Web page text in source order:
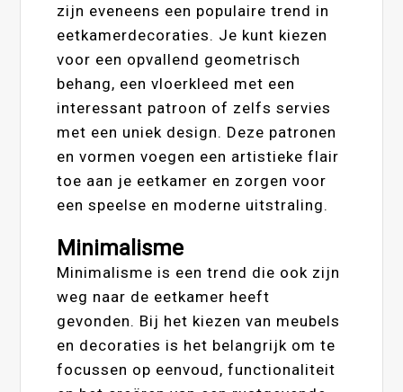
zijn eveneens een populaire trend in
eetkamerdecoraties. Je kunt kiezen
voor een opvallend geometrisch
behang, een vloerkleed met een
interessant patroon of zelfs servies
met een uniek design. Deze patronen
en vormen voegen een artistieke flair
toe aan je eetkamer en zorgen voor
een speelse en moderne uitstraling.
Minimalisme
Minimalisme is een trend die ook zijn
weg naar de eetkamer heeft
gevonden. Bij het kiezen van meubels
en decoraties is het belangrijk om te
focussen op eenvoud, functionaliteit